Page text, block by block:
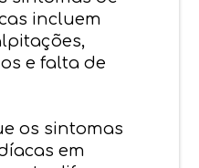
incluem
e falta de
os sintomas
em